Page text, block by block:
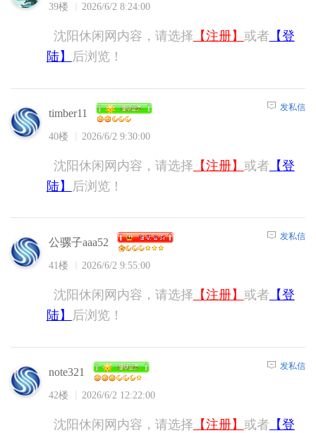
39楼 2026/6/2 8:24:00
沈阳休闲网内容，请选择 【注册】 或者 【登
陆】
后浏览！
timber11
40楼 2026/6/2 9:30:00
发私信
沈阳休闲网内容，请选择 【注册】 或者 【登
陆】
后浏览！
公骡子aaa52
41楼 2026/6/2 9:55:00
发私信
沈阳休闲网内容，请选择 【注册】 或者 【登
陆】
后浏览！
note321
42楼 2026/6/2 12:22:00
发私信
沈阳休闲网内容，请选择 【注册】 或者 【登